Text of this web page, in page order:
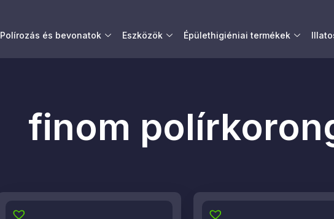
Polírozás és bevonatok Eszközök Épülethigiéniai termékek
finom